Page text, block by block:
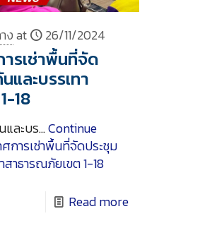
งat 26/11/2024
รเช่าพื้นที่จัด
และบรรเทา
18
ละบร…Continue
การเช่าพื้นที่จัดประชุม
าธารณภัยเขต 1-18
Read more